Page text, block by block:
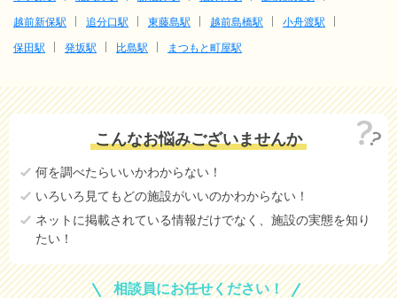
越前新保駅
追分口駅 東藤島駅 越前島橋駅
小舟渡駅
保田駅
発坂駅 比島駅 まつもと町屋駅
こんなお悩みございませんか
何を調べたらいいかわからない！
いろいろ見てもどの施設がいいのかわからない！
ネットに掲載されている情報だけでなく、施設の実態を知り
たい！
相談員にお任せください！